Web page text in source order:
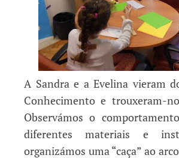
A Sandra e a Evelina vieram
Conhecimento e trouxeram-
Observámos o
diferentes materiais e
organizámos uma “caça” ao